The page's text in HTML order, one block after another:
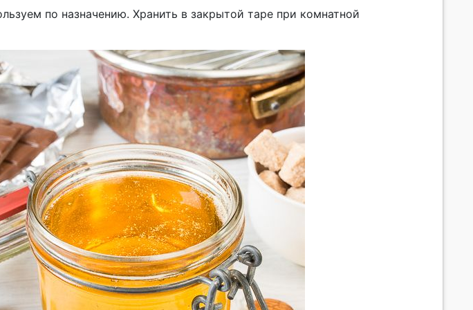
по назначению. Хранить в закрытой таре при комнатной